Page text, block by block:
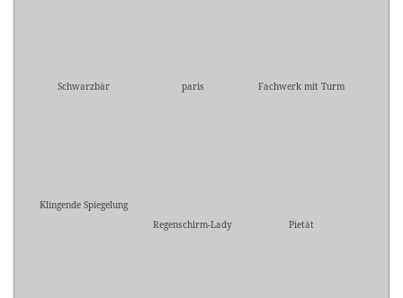
Schwarzbär paris Fachwerk mit Turm
Klingende Spiegelung
Regenschirm-Lady
Pietät